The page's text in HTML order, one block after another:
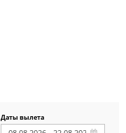
Даты вылета